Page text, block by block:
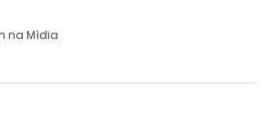
na Mídia